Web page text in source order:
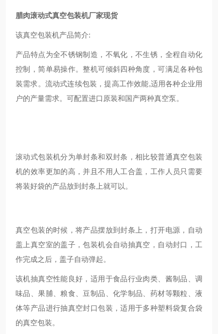
腊肉滚动式真空包装机厂家现货
该真空包装机产品简介:
产品特点为全不锈钢制造，不氧化，不生锈，全程自动化
控制，简单易操作。整机可倾斜四种角度，可满足各种包
装需求。流动式连续包装，提高工作效能,适用各种企业用
户的产量需求。可配置进口原装和国产两种真空泵。
滚动式包装机分为单封条和双封条，相比较普通真空包装
机的效率更加的高，并且不用人工合盖，工作人员只需要
将装好袋的产品放到封条上就可以。
真空包装的时候，将产品摆放到封条上，打开电源，自动
盖上真空室的盖子，包装机会自动抽真空，自动封口，工
作完成之后，盖子自动弹起。
该机抽真空性能良好，适用于食品行业肉类、酱制品、调
味品、果脯、粮食、豆制品、化学制品、药材等颗粒、液
体等产品进行抽真空封口包装，适用于多种塑料袋复合袋
的真空包装。